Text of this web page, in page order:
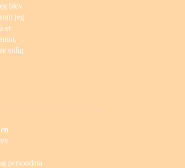
blev
jeg
er
enlig
persondata